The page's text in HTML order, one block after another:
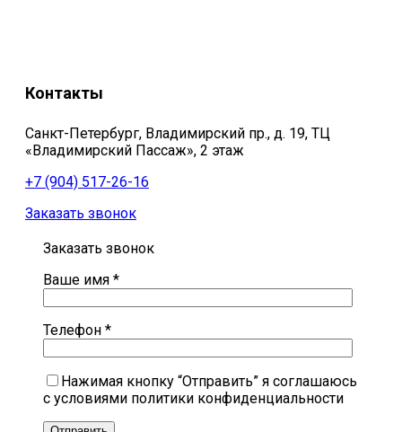
Контакты
Санкт-Петербург, Владимирский пр., д. 19, ТЦ
«Владимирский Пассаж», 2 этаж
+7 (904) 517-26-16
Заказать звонок
Заказать звонок
Ваше имя *
Телефон *
Нажимая кнопку “Отправить” я соглашаюсь
с условиями политики конфиденциальности